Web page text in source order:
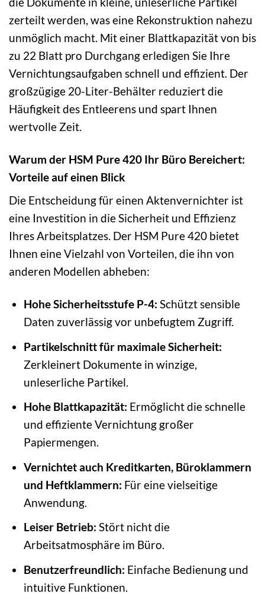
zerteilt werden, was eine Rekonstruktion nahezu
unmöglich macht. Mit einer Blattkapazität von bis
zu 22 Blatt pro Durchgang erledigen Sie Ihre
Vernichtungsaufgaben schnell und effizient. Der
großzügige 20-Liter-Behälter reduziert die
Häufigkeit des Entleerens und spart Ihnen
wertvolle Zeit.
Warum der HSM Pure 420 Ihr Büro Bereichert:
Vorteile auf einen Blick
Die Entscheidung für einen Aktenvernichter ist
eine Investition in die Sicherheit und Effizienz
Ihres Arbeitsplatzes. Der HSM Pure 420 bietet
Ihnen eine Vielzahl von Vorteilen, die ihn von
anderen Modellen abheben:
Hohe Sicherheitsstufe P-4: Schützt sensible
Daten zuverlässig vor unbefugtem Zugriff.
Partikelschnitt für maximale Sicherheit:
Zerkleinert Dokumente in winzige,
unleserliche Partikel.
Hohe Blattkapazität: Ermöglicht die schnelle
und effiziente Vernichtung großer
Papiermengen.
Vernichtet auch Kreditkarten, Büroklammern
und Heftklammern: Für eine vielseitige
Anwendung.
Leiser Betrieb: Stört nicht die
Arbeitsatmosphäre im Büro.
Benutzerfreundlich: Einfache Bedienung und
intuitive Funktionen.